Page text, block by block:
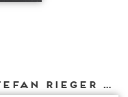
Weitere Texte von Stefan Rieger bei DIAPHANES